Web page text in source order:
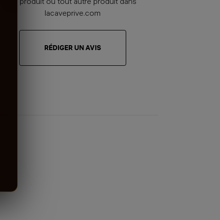
ce produit ou tout autre produit dans
lacaveprive.com
RÉDIGER UN AVIS